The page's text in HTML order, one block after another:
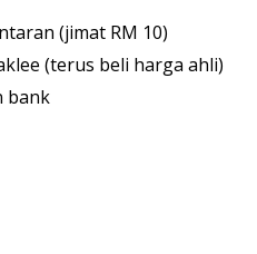
(jimat RM 10)
(terus beli harga ahli)
bank